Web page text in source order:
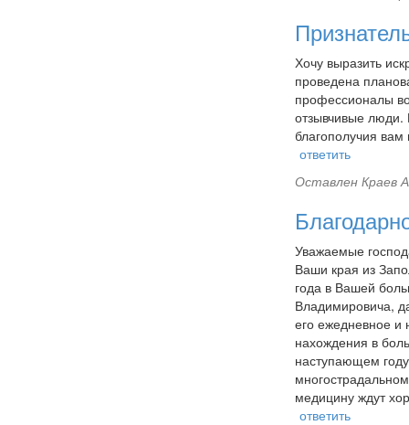
Хочу выразить
проведена
профессионалы
отзывчивые люди.
благополучия
ответить
Оставлен Краев
Уважаемые
Ваши края из
года в Вашей
Владимировича,
его ежедневное и
нахождения в
наступающем
медицину ждут
ответить